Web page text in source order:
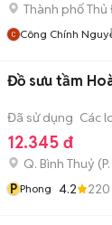
Thành phố Thủ
Công Chính
Đồ sưu tầm
Đã sử dụng Các
12.345 đ
Q. Bình Thuỷ (
P Phong 4.2 220